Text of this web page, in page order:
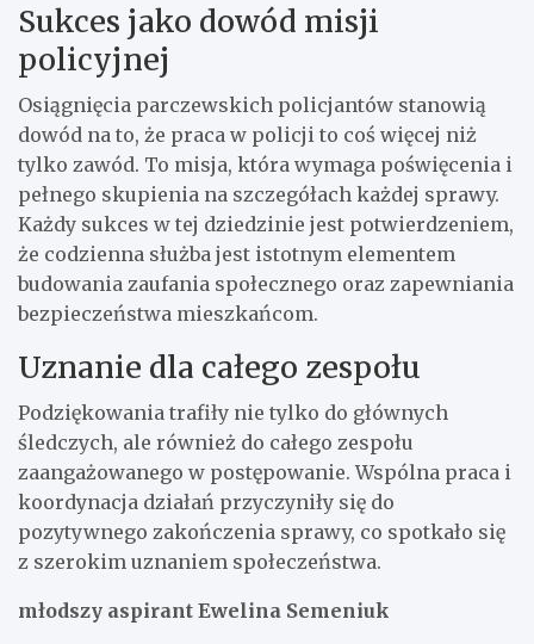
Sukces jako dowód misji
policyjnej
Osiągnięcia parczewskich policjantów stanowią
dowód na to, że praca w policji to coś więcej niż
tylko zawód. To misja, która wymaga poświęcenia i
pełnego skupienia na szczegółach każdej sprawy.
Każdy sukces w tej dziedzinie jest potwierdzeniem,
że codzienna służba jest istotnym elementem
budowania zaufania społecznego oraz zapewniania
bezpieczeństwa mieszkańcom.
Uznanie dla całego zespołu
Podziękowania trafiły nie tylko do głównych
śledczych, ale również do całego zespołu
zaangażowanego w postępowanie. Wspólna praca i
koordynacja działań przyczyniły się do
pozytywnego zakończenia sprawy, co spotkało się
z szerokim uznaniem społeczeństwa.
młodszy aspirant Ewelina Semeniuk